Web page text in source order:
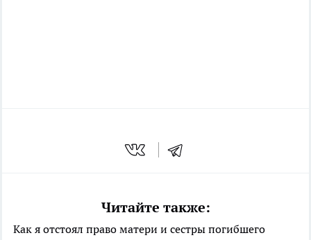
Читайте также:
Как я отстоял право матери и сестры погибшего